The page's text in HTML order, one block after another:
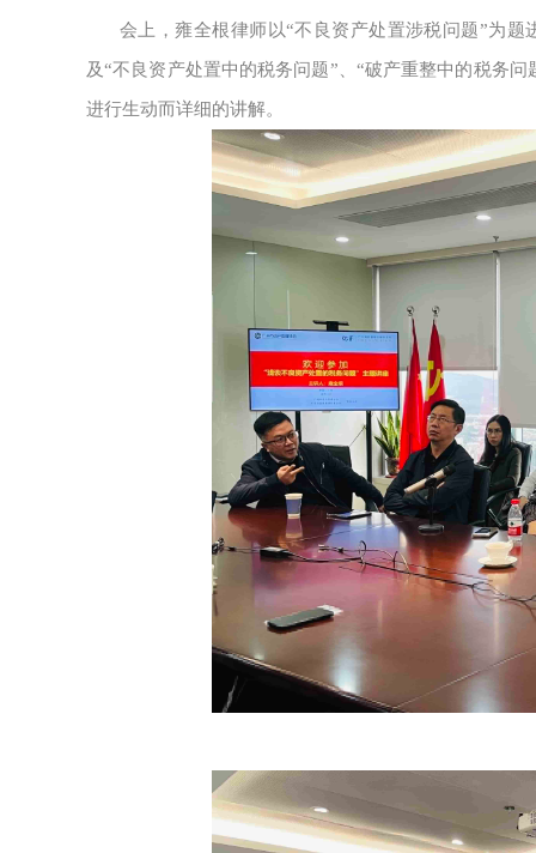
会上，雍全根律师以“不良资产处置涉税问题”为
及“不良资产处置中的税务问题”、“破产重整中的税务
进行生动而详细的讲解。